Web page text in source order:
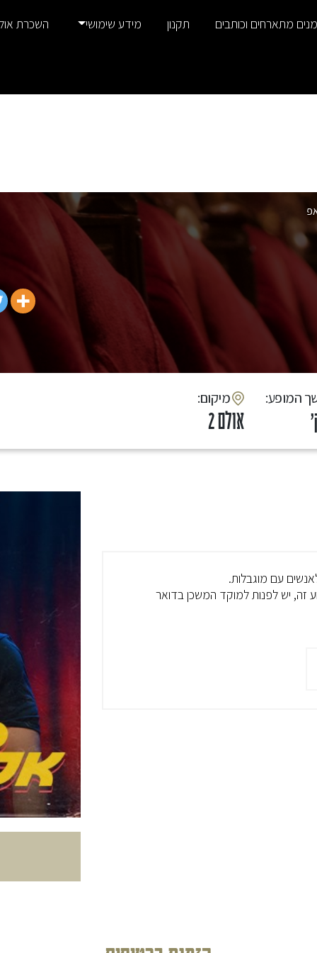
מתארחים וכותבים תקנון מידע שימושי השכרת
המופע :מיקום
אולם 2
עם מוגבלות.
זה, יש לפנות למוקד המשכן בדואר